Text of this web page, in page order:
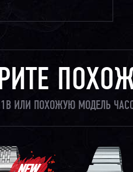
1B ИЛИ ПОХОЖУЮ МОДЕЛЬ